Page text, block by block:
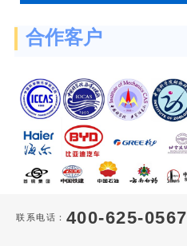
合作客户
联系电话： 400-625-0567